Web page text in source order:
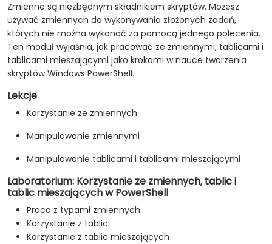
Zmienne są niezbędnym składnikiem skryptów. Możesz
używać zmiennych do wykonywania złożonych zadań,
których nie można wykonać za pomocą jednego polecenia.
Ten moduł wyjaśnia, jak pracować ze zmiennymi, tablicami i
tablicami mieszającymi jako krokami w nauce tworzenia
skryptów Windows PowerShell.
Lekcje
Korzystanie ze zmiennych
Manipulowanie zmiennymi
Manipulowanie tablicami i tablicami mieszającymi
Laboratorium: Korzystanie ze zmiennych, tablic i
tablic mieszających w PowerShell
Praca z typami zmiennych
Korzystanie z tablic
Korzystanie z tablic mieszających